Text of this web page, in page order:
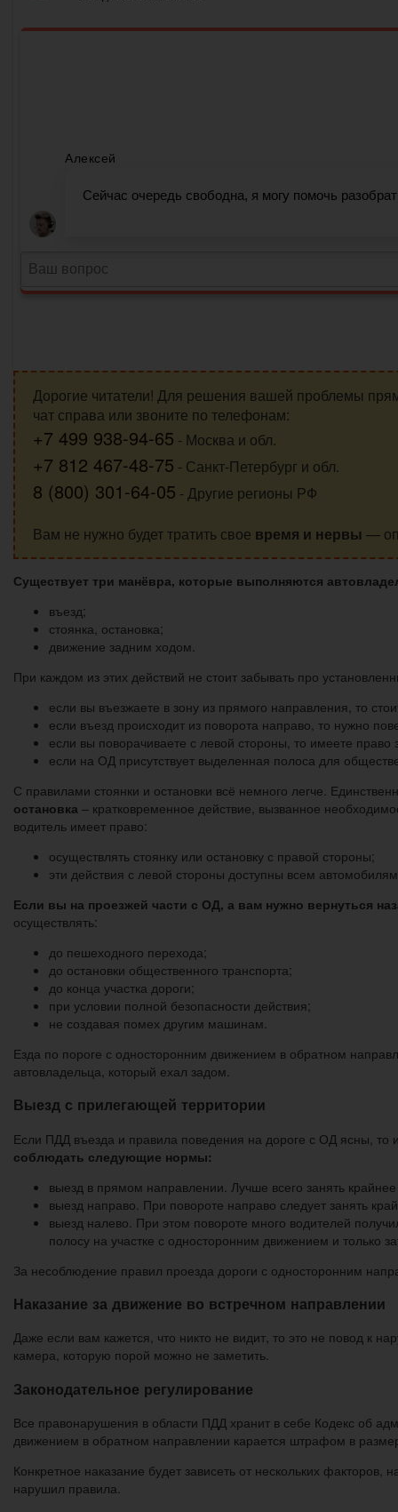
Дорогие читатели! Для решения вашей проблемы
чат справа или звоните по телефонам:
+7 499 938-94-65 - Москва и обл.
+7 812 467-48-75 - Санкт-Петербург и обл.
8 (800) 301-64-05 - Другие регионы РФ
Вам не нужно будет тратить свое время и нервы —
Существует три манёвра, которые выполняются
въезд;
стоянка, остановка;
движение задним ходом.
При каждом из этих действий не стоит забывать про
если вы въезжаете в зону из прямого направления, то
если въезд происходит из поворота направо, то нужно
если вы поворачиваете с левой стороны, то имеете
если на ОД присутствует выделенная полоса для
С правилами стоянки и остановки всё немного легче.
остановка – кратковременное действие, вызванное
водитель имеет право:
осуществлять стоянку или остановку с правой стороны;
эти действия с левой стороны доступны всем
Если вы на проезжей части с ОД, а вам нужно вернуться
осуществлять:
до пешеходного перехода;
до остановки общественного транспорта;
до конца участка дороги;
при условии полной безопасности действия;
не создавая помех другим машинам.
Езда по пороге с односторонним движением в обратном
автовладельца, который ехал задом.
Выезд с прилегающей территории
Если ПДД въезда и правила поведения на дороге с ОД ясны, то
соблюдать следующие нормы:
выезд в прямом направлении. Лучше всего занять
выезд направо. При повороте направо следует занять
выезд налево. При этом повороте много водителей
полосу на участке с односторонним движением и только
За несоблюдение правил проезда дороги с односторонним
Наказание за движение во встречном направлении
Даже если вам кажется, что никто не видит, то это не повод к
камера, которую порой можно не заметить.
Законодательное регулирование
Все правонарушения в области ПДД хранит в себе Кодекс об
движением в обратном направлении карается штрафом в
Конкретное наказание будет зависеть от нескольких факторов,
нарушил правила.